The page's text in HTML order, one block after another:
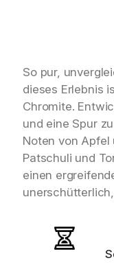
So pur,
dieses Erlebnis
Chromite.
und eine Spur
Noten von
Patschuli und
einen